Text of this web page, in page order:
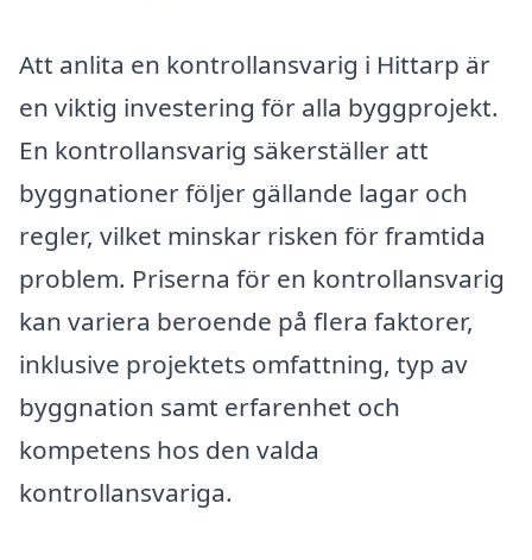
Att anlita en kontrollansvarig i Hittarp är
en viktig investering för alla byggprojekt.
En kontrollansvarig säkerställer att
byggnationer följer gällande lagar och
regler, vilket minskar risken för framtida
problem. Priserna för en kontrollansvarig
kan variera beroende på flera faktorer,
inklusive projektets omfattning, typ av
byggnation samt erfarenhet och
kompetens hos den valda
kontrollansvariga.